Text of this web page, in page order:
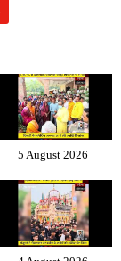
5 August 2026